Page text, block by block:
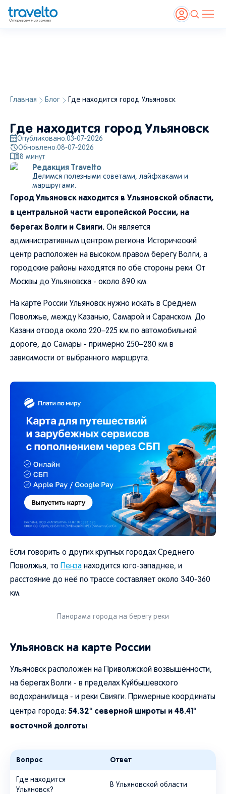
Главная Блог Где находится город Ульяновск
Где находится город Ульяновск
Опубликовано:03-07-2026
Обновлено:08-07-2026
8 минут
Редакция Travelto
Делимся полезными советами, лайфхаками и
маршрутами.
Город Ульяновск находится в Ульяновской области,
в центральной части европейской России, на
берегах Волги и Свияги. Он является
административным центром региона. Исторический
центр расположен на высоком правом берегу Волги, а
городские районы находятся по обе стороны реки. От
Москвы до Ульяновска - около 890 км.
На карте России Ульяновск нужно искать в Среднем
Поволжье, между Казанью, Самарой и Саранском. До
Казани отсюда около 220–225 км по автомобильной
дороге, до Самары - примерно 250–280 км в
зависимости от выбранного маршрута.
Если говорить о других крупных городах Среднего
Поволжья, то Пенза находится юго-западнее, и
расстояние до неё по трассе составляет около 340-360
км.
Панорама города на берегу реки
Ульяновск на карте России
Ульяновск расположен на Приволжской возвышенности,
на берегах Волги - в пределах Куйбышевского
водохранилища - и реки Свияги. Примерные координаты
центра города: 54.32° северной широты и 48.41°
восточной долготы.
Вопрос Ответ
Где находится
Ульяновск?
В Ульяновской области